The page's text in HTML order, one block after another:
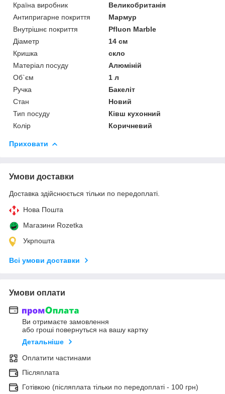
Країна виробник
Великобританія
Антипригарне покриття
Мармур
Внутрішнє покриття
Pfluon Marble
Діаметр
14 см
Кришка
скло
Матеріал посуду
Алюміній
Об`єм
1 л
Ручка
Бакеліт
Стан
Новий
Тип посуду
Ківш кухонний
Колір
Коричневий
Приховати
Умови доставки
Доставка здійснюється тільки по передоплаті.
Нова Пошта
Магазини Rozetka
Укрпошта
Всі умови доставки
Умови оплати
Ви отримаєте замовлення
або гроші повернуться на вашу картку
Детальніше
Оплатити частинами
Післяплата
Готівкою (післяплата тільки по передоплаті - 100 грн)